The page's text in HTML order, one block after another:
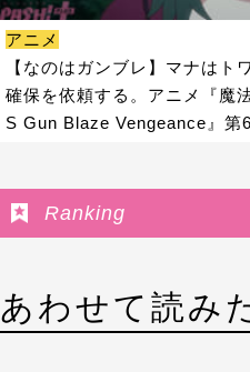
アニメ
【なのはガンブレ】マナはト
確保を依頼する。アニメ『魔
S Gun Blaze Vengeance』第
Ranking
あわせて読み